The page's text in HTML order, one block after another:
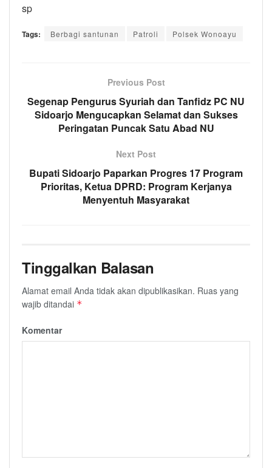
sp
Tags: Berbagi santunan Patroli Polsek Wonoayu
Previous Post
Segenap Pengurus Syuriah dan Tanfidz PC NU
Sidoarjo Mengucapkan Selamat dan Sukses
Peringatan Puncak Satu Abad NU
Next Post
Bupati Sidoarjo Paparkan Progres 17 Program
Prioritas, Ketua DPRD: Program Kerjanya
Menyentuh Masyarakat
Tinggalkan Balasan
Alamat email Anda tidak akan dipublikasikan. Ruas yang
wajib ditandai *
Komentar